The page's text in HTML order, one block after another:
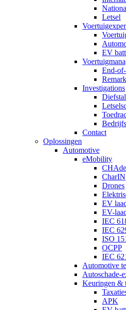
Letsel
EV
End-
Investigations
Contact
Oplossingen
Automotive
eMobility
CharIN
Drones
EV
EV-
IEC
IEC
ISO
OCPP
IEC
Automotive
Autoschade-
Keuringen &
APK